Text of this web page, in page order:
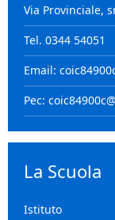
Via Provinciale,
Tel. 0344 54051
Email:
Pec:
La Scuola
Istituto